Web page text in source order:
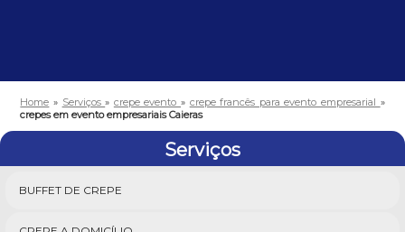
Home » Serviços» crepe evento» crepe francês para evento empresarial »
crepes em evento empresariais Caieras
Serviços
BUFFET DE CREPE